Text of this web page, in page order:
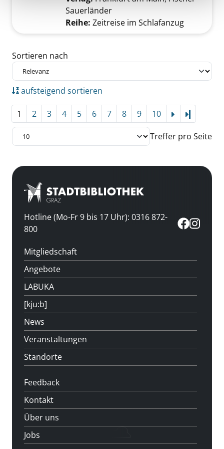
Sauerländer
Reihe: Zeitreise im Schlafanzug
Zu den Suchfiltern springen
Sortieren nach
aufsteigend sortieren
1 2 3 4 5 6 7 8 9 10
Treffer pro Seite
Hotline (Mo-Fr 9 bis 17 Uhr): 0316 872-
800
Mitgliedschaft
Angebote
LABUKA
[kju:b]
News
Veranstaltungen
Standorte
Feedback
Kontakt
Über uns
Jobs